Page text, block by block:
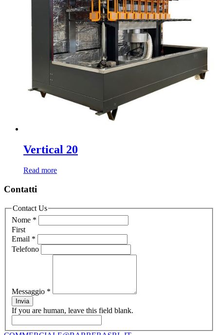
Vertical 20
Read more
Contatti
Contact Us
Nome *
First
Email *
Telefono
Messaggio *
Invia
If you are human, leave this field blank.